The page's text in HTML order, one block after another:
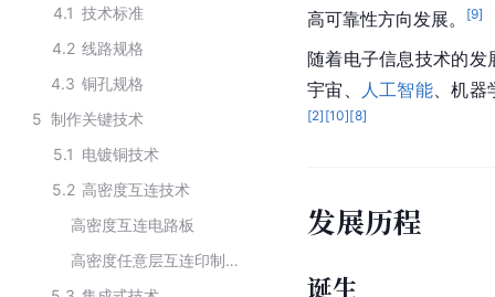
4.1 技术标准
4.2 线路规格
4.3 铜孔规格
5 制作关键技术
5.1 电镀铜技术
5.2 高密度互连技术
高密度互连电路板
高密度任意层互连印制电路板
高可靠性方向发展。
[9]
随着电子信息技术的
宇宙
人工智能 、机器
[2] [10][8]
发展历程
诞生